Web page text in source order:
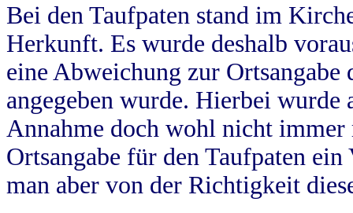
Bei den Taufpaten stand im
Herkunft. Es wurde deshalb
eine Abweichung zur
angegeben wurde. Hierbei wurde
Annahme doch wohl nicht
Ortsangabe für den Taufpaten
man aber von der Richtigkeit